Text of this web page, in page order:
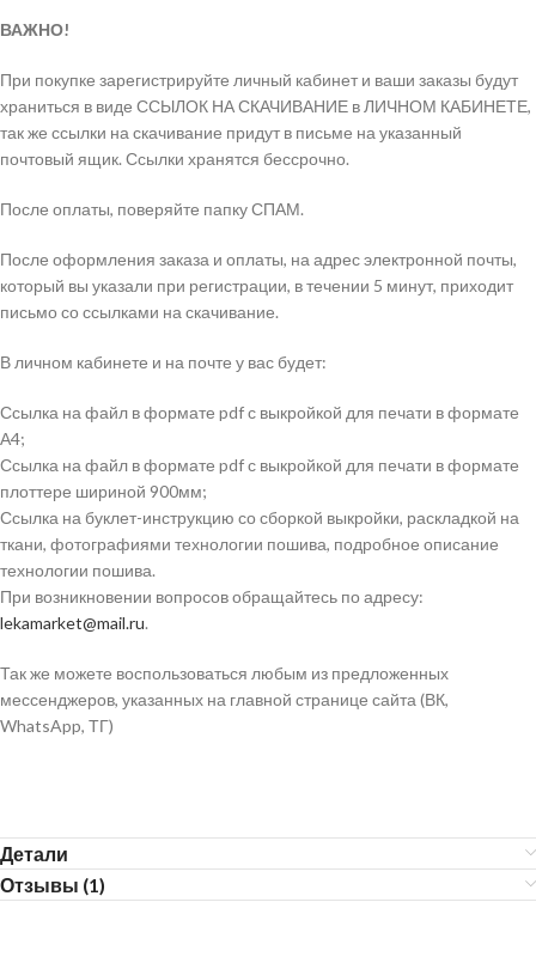
ВАЖНО!
При покупке зарегистрируйте личный кабинет и ваши заказы будут
храниться в виде ССЫЛОК НА СКАЧИВАНИЕ в ЛИЧНОМ КАБИНЕТЕ,
так же ссылки на скачивание придут в письме на указанный
почтовый ящик. Ссылки хранятся бессрочно.
После оплаты, поверяйте папку СПАМ.
После оформления заказа и оплаты, на адрес электронной почты,
который вы указали при регистрации, в течении 5 минут, приходит
письмо со ссылками на скачивание.
В личном кабинете и на почте у вас будет:
Ссылка на файл в формате pdf с выкройкой для печати в формате
А4;
Ссылка на файл в формате pdf с выкройкой для печати в формате
плоттере шириной 900мм;
Ссылка на буклет-инструкцию со сборкой выкройки, раскладкой на
ткани, фотографиями технологии пошива, подробное описание
технологии пошива.
При возникновении вопросов обращайтесь по адресу:
lekamarket@mail.ru.
Так же можете воспользоваться любым из предложенных
мессенджеров, указанных на главной странице сайта (ВК,
WhatsApp, ТГ)
Детали
Отзывы (1)